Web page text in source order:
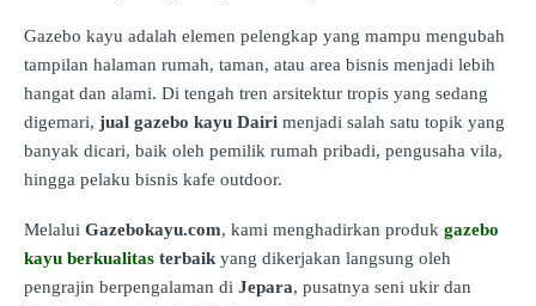
Gazebo kayu adalah elemen pelengkap yang mampu mengubah
tampilan halaman rumah, taman, atau area bisnis menjadi lebih
hangat dan alami. Di tengah tren arsitektur tropis yang sedang
digemari, jual gazebo kayu Dairi menjadi salah satu topik yang
banyak dicari, baik oleh pemilik rumah pribadi, pengusaha vila,
hingga pelaku bisnis kafe outdoor.
Melalui Gazebokayu.com, kami menghadirkan produk gazebo
kayu berkualitas terbaikyang dikerjakan langsung oleh
pengrajin berpengalaman di Jepara, pusatnya seni ukir dan